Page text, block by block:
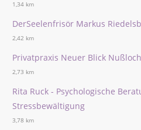
1,34 km
DerSeelenfrisör Markus
2,42 km
Privatpraxis Neuer Blick Nußloch
2,73 km
Rita Ruck - Psychologische
Stressbewältigung
3,78 km